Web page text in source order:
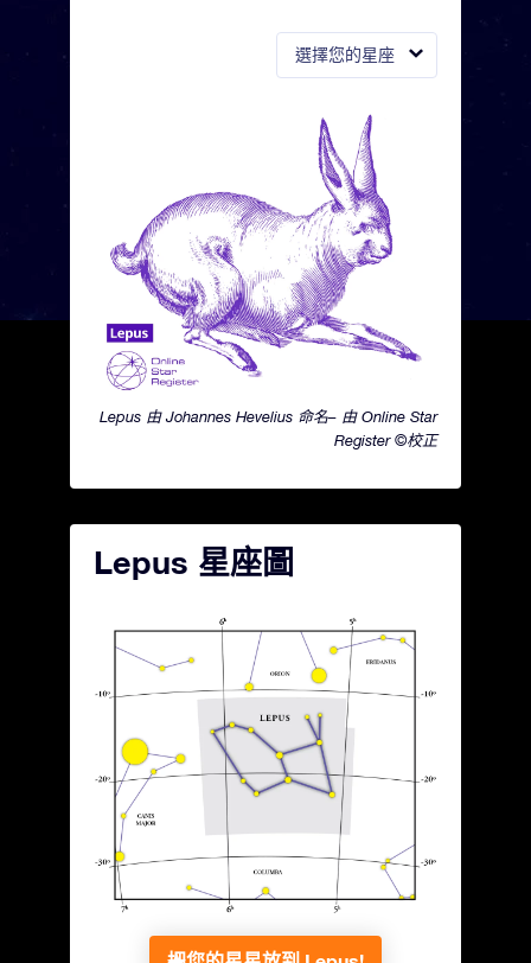
選擇您的星座
Lepus 由 Johannes Hevelius 命名– 由 Online Star
Register ©校正
Lepus 星座圖